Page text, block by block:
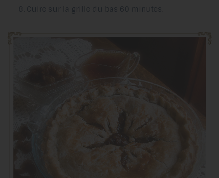
Cuire sur la grille du bas 60 minutes.